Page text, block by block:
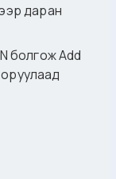
даран
болгож Add